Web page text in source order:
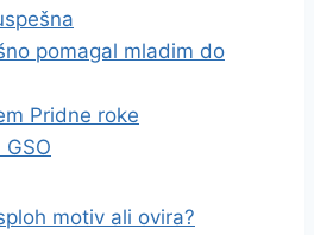
pomagal mladim do
Pridne roke
motiv ali ovira?